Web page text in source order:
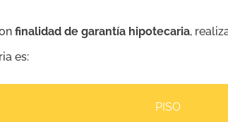
finalidad de garantía hipotecaria,
es:
PISO